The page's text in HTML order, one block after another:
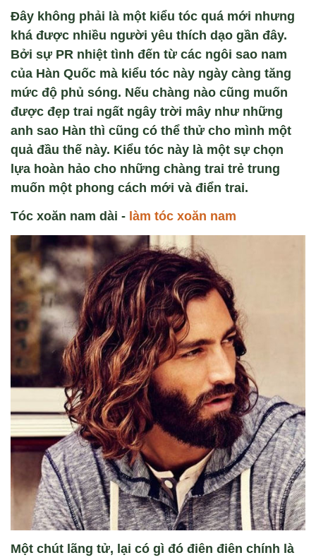
Đây không phải là một kiểu tóc quá mới nhưng
khá được nhiều người yêu thích dạo gần đây.
Bởi sự PR nhiệt tình đến từ các ngôi sao nam
của Hàn Quốc mà kiểu tóc này ngày càng tăng
mức độ phủ sóng. Nếu chàng nào cũng muốn
được đẹp trai ngất ngây trời mây như những
anh sao Hàn thì cũng có thể thử cho mình một
quả đầu thế này. Kiểu tóc này là một sự chọn
lựa hoàn hảo cho những chàng trai trẻ trung
muốn một phong cách mới và điển trai.
Tóc xoăn nam dài - làm tóc xoăn nam
Một chút lãng tử, lại có gì đó điên điên chính là